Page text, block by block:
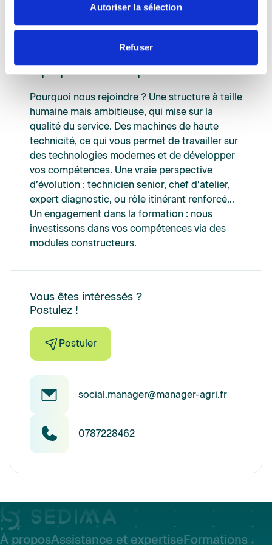
Autoriser la sélection
Refuser
équipements, ou équivalent
A propos de l'entreprise
Pourquoi nous rejoindre ? Une structure à taille
humaine mais ambitieuse, qui mise sur la
qualité du service. Des machines de haute
technicité, ce qui vous permet de travailler sur
des technologies modernes et de développer
vos compétences. Une vraie perspective
d’évolution : technicien senior, chef d’atelier,
expert diagnostic, ou rôle itinérant renforcé…
Un engagement dans la formation : nous
investissons dans vos compétences via des
modules constructeurs.
Vous êtes intéressés ?
Postulez !
Postuler
social.manager@manager-agri.fr
0787228462
À proposAssistance et expertiseFormations